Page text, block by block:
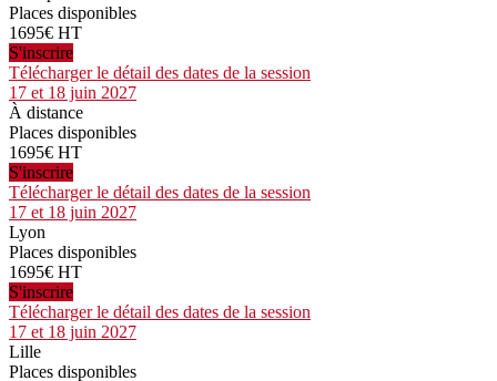
Places disponibles
1695€ HT
S'inscrire
Télécharger le détail des dates de la session
17 et 18 juin 2027
À distance
Places disponibles
1695€ HT
S'inscrire
Télécharger le détail des dates de la session
17 et 18 juin 2027
Lyon
Places disponibles
1695€ HT
S'inscrire
Télécharger le détail des dates de la session
17 et 18 juin 2027
Lille
Places disponibles